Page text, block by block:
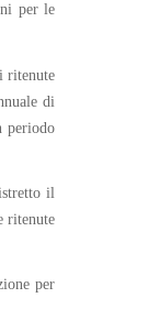
per le
ritenute
di
periodo
il
ritenute
per